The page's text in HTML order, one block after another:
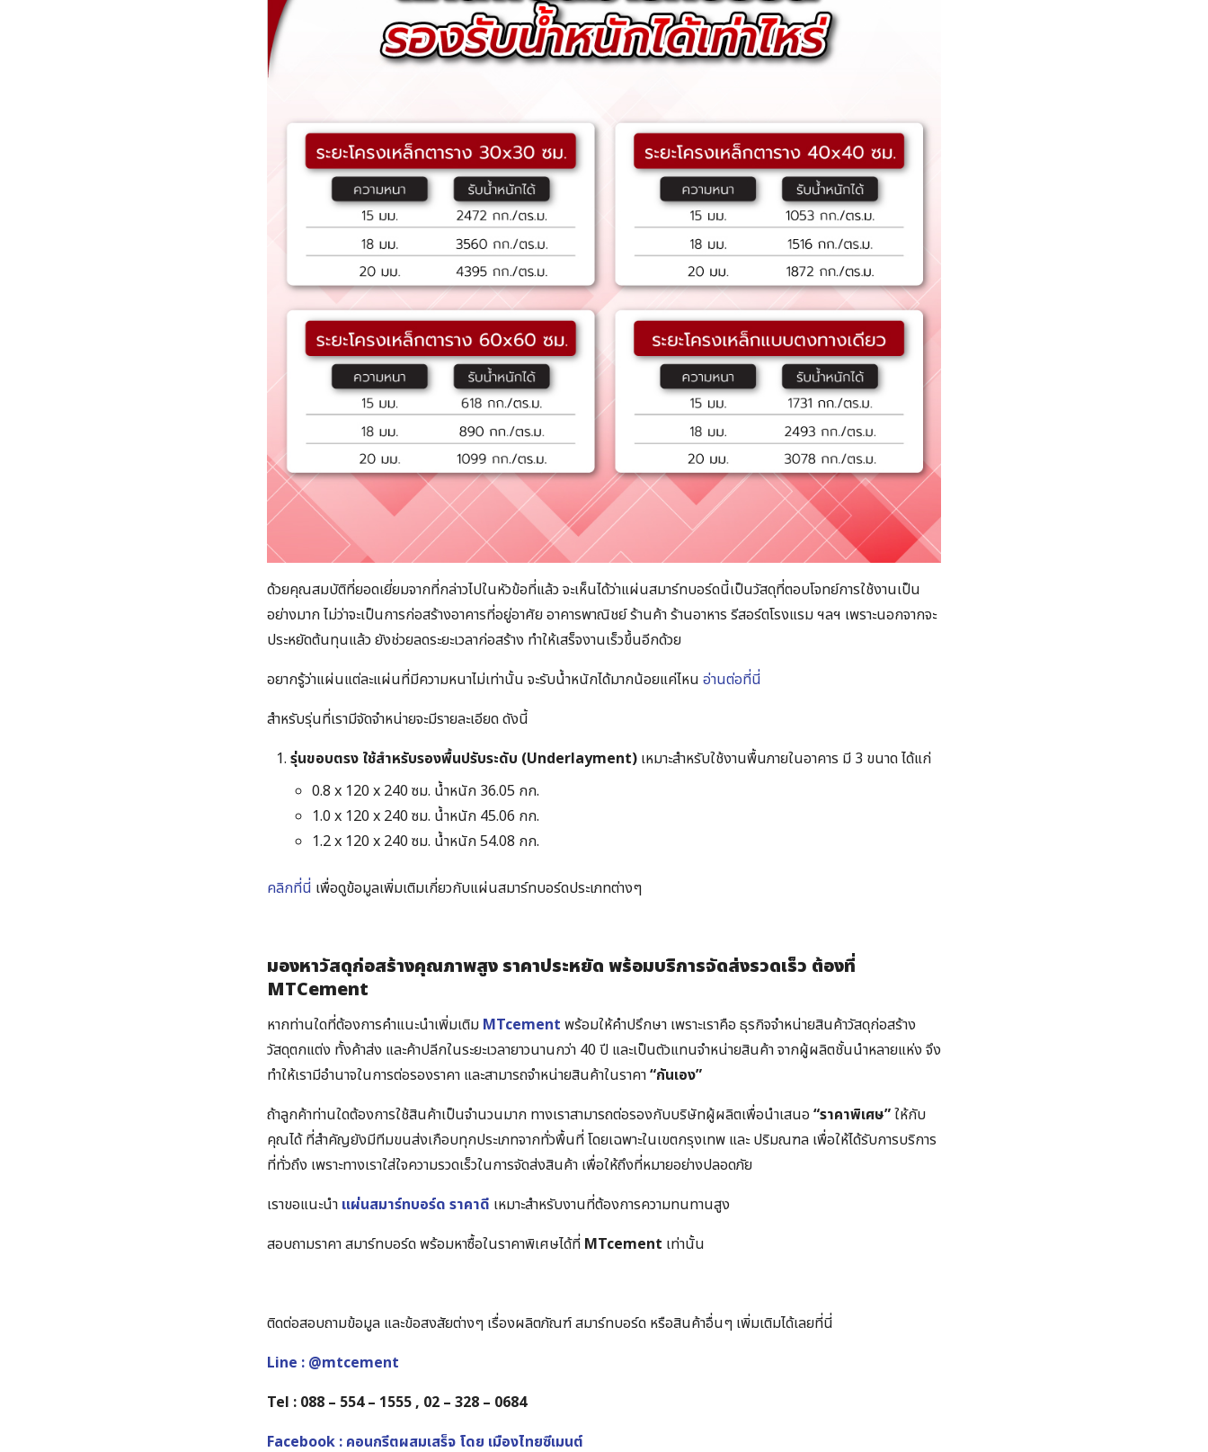
ด้วยคุณสมบัติที่ยอดเยี่ยมจากที่กล่าวไปในหัวข้อที่แล้ว จะเห็นได้ว่าแผ่นสมาร์ทบอร์ดนี้เป็นวัสดุที่ตอบโจทย์การใช้งานเป็น
อย่างมาก ไม่ว่าจะเป็นการก่อสร้างอาคารที่อยู่อาศัย อาคารพาณิชย์ ร้านค้า ร้านอาหาร รีสอร์ตโรงแรม ฯลฯ เพราะนอกจากจะ
ประหยัดต้นทุนแล้ว ยังช่วยลดระยะเวลาก่อสร้าง ทำให้เสร็จงานเร็วขึ้นอีกด้วย
อยากรู้ว่าแผ่นแต่ละแผ่นที่มีความหนาไม่เท่านั้น จะรับน้ำหนักได้มากน้อยแค่ไหน อ่านต่อที่นี่
สำหรับรุ่นที่เรามีจัดจำหน่ายจะมีรายละเอียด ดังนี้
รุ่นขอบตรง ใช้สำหรับรองพื้นปรับระดับ (Underlayment)เหมาะสำหรับใช้งานพื้นภายในอาคาร มี 3 ขนาด ได้แก่
0.8 x 120 x 240 ซม. น้ำหนัก 36.05 กก.
1.0 x 120 x 240 ซม. น้ำหนัก 45.06 กก.
1.2 x 120 x 240 ซม. น้ำหนัก 54.08 กก.
คลิกที่นี่ เพื่อดูข้อมูลเพิ่มเติมเกี่ยวกับแผ่นสมาร์ทบอร์ดประเภทต่างๆ
มองหาวัสดุก่อสร้างคุณภาพสูง ราคาประหยัด พร้อมบริการจัดส่งรวดเร็ว ต้องที่
MTCement
หากท่านใดที่ต้องการคำแนะนำเพิ่มเติม MTcement พร้อมให้คำปรึกษา เพราะเราคือ ธุรกิจจำหน่ายสินค้าวัสดุก่อสร้าง
วัสดุตกแต่ง ทั้งค้าส่ง และค้าปลีกในระยะเวลายาวนานกว่า 40 ปี และเป็นตัวแทนจำหน่ายสินค้า จากผู้ผลิตชั้นนำหลายแห่ง จึง
ทำให้เรามีอำนาจในการต่อรองราคา และสามารถจำหน่ายสินค้าในราคา“กันเอง”
ถ้าลูกค้าท่านใดต้องการใช้สินค้าเป็นจำนวนมาก ทางเราสามารถต่อรองกับบริษัทผู้ผลิตเพื่อนำเสนอ “ราคาพิเศษ”ให้กับ
คุณได้ ที่สำคัญยังมีทีมขนส่งเกือบทุกประเภทจากทั่วพื้นที่ โดยเฉพาะในเขตกรุงเทพ และ ปริมณฑล เพื่อให้ได้รับการบริการ
ที่ทั่วถึง เพราะทางเราใส่ใจความรวดเร็วในการจัดส่งสินค้า เพื่อให้ถึงที่หมายอย่างปลอดภัย
เราขอแนะนำ แผ่นสมาร์ทบอร์ด ราคาดี เหมาะสำหรับงานที่ต้องการความทนทานสูง
สอบถามราคา สมาร์ทบอร์ด พร้อมหาซื้อในราคาพิเศษได้ที่ MTcement เท่านั้น
ติดต่อสอบถามข้อมูล และข้อสงสัยต่างๆ เรื่องผลิตภัณฑ์ สมาร์ทบอร์ด หรือสินค้าอื่นๆ เพิ่มเติมได้เลยที่นี่
Line : @mtcement
Tel : 088 – 554 – 1555 , 02 – 328 – 0684
Facebook : คอนกรีตผสมเสร็จ โดย เมืองไทยซีเมนต์